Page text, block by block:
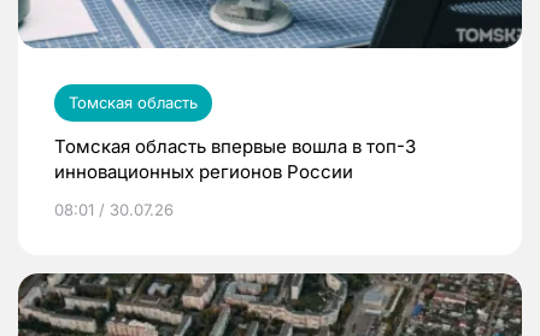
Томская область
Томская область впервые вошла в топ-3
инновационных регионов России
08:01 / 30.07.26